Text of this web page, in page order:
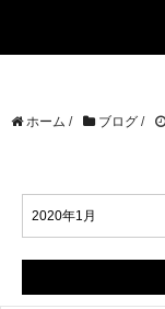
ホーム / ブログ /